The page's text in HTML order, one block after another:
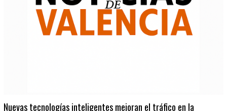
Nuevas tecnologías inteligentes mejoran el tráfico en la